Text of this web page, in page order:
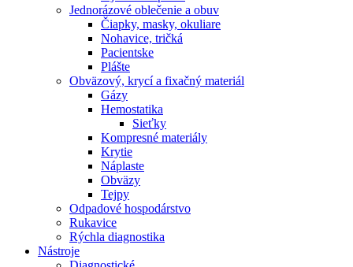
Jednorázové oblečenie a obuv
Čiapky, masky, okuliare
Nohavice, tričká
Pacientske
Plášte
Obväzový, krycí a fixačný materiál
Gázy
Hemostatika
Sieťky
Kompresné materiály
Krytie
Náplaste
Obväzy
Tejpy
Odpadové hospodárstvo
Rukavice
Rýchla diagnostika
Nástroje